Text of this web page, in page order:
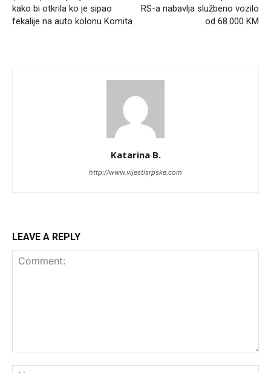
kako bi otkrila ko je sipao
fekalije na auto kolonu Komita
RS-a nabavlja službeno vozilo
od 68.000 KM
Katarina B.
http://www.vijestisrpske.com
LEAVE A REPLY